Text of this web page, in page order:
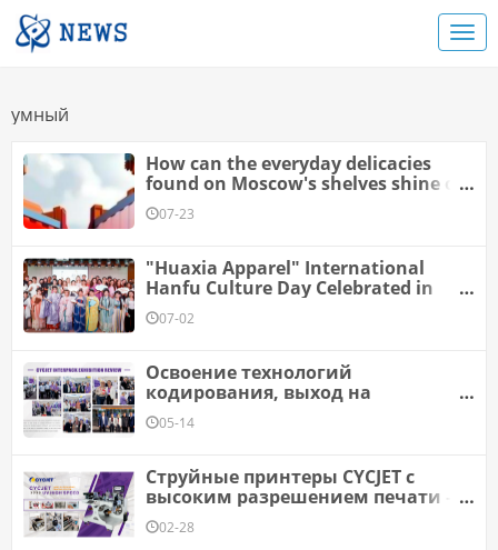
умный
How can the everyday delicacies
found on Moscow's shelves shine on
the tables of countless households
in the East?
07-23
"Huaxia Apparel" International
Hanfu Culture Day Celebrated in
Hangzhou, Inspiring Cross-Cultural
Exchange Among Global Youth
07-02
Освоение технологий
кодирования, выход на
глобальную арену! Дебют CYCJET
на выставке Interpack 2026
успехом
05-14
Струйные принтеры CYCJET с
высоким разрешением печати –
"хирургический скальпель" для
российской упаковочной
02-28